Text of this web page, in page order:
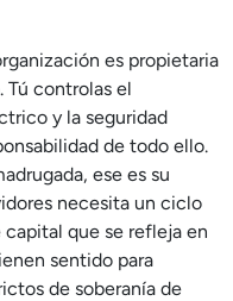
es propietaria
Tú controlas el
y la seguridad
de todo ello.
ese es su
necesita un ciclo
que se refleja en
sentido para
de soberanía de